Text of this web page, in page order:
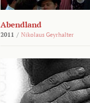
Abendland
2011 / Nikolaus Geyrhalter